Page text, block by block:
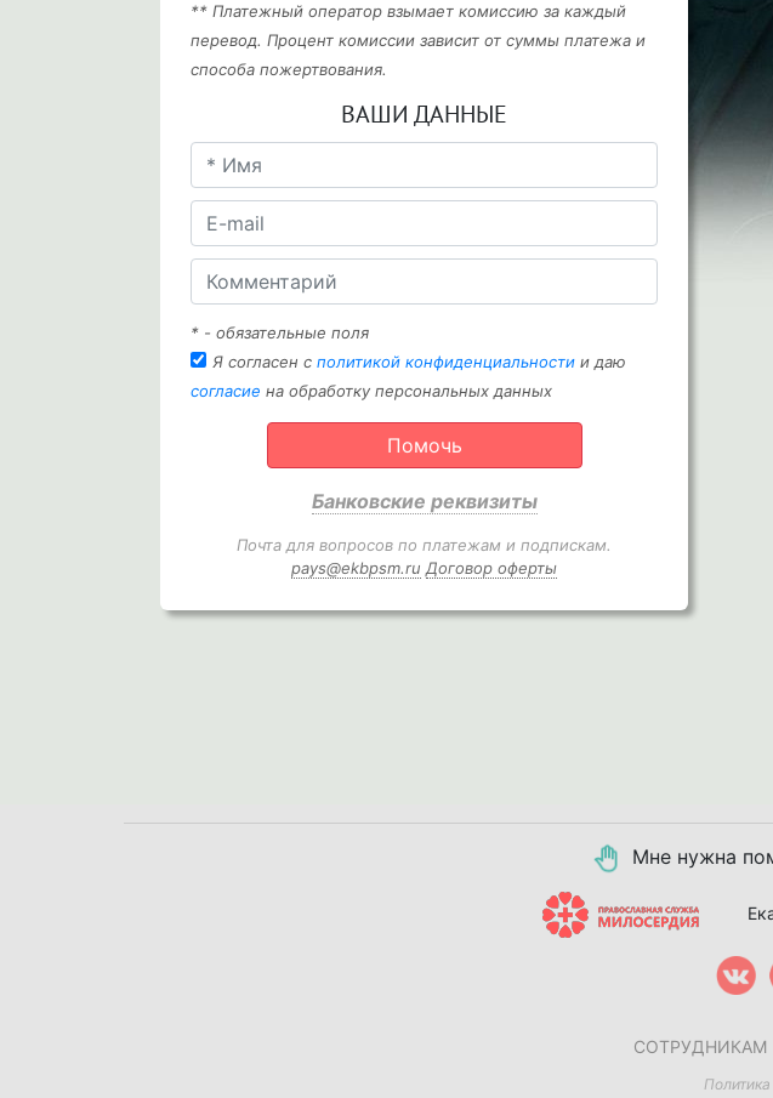
** Платежный оператор взымает комиссию за каждый
перевод. Процент комиссии зависит от суммы платежа и
способа пожертвования.
ВАШИ ДАННЫЕ
* - обязательные поля
Я согласен с политикой конфиденциальности и даю
согласие на обработку персональных данных
Помочь
Банковские реквизиты
Почта для вопросов по платежам и подпискам.
pays@ekbpsm.ru Договор оферты
Мне нужна
СОТРУДНИКАМ